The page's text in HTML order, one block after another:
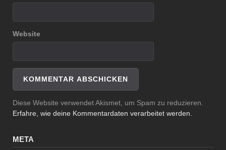
Website
Diese Website verwendet Akismet, um Spam zu reduzieren.
Erfahre, wie deine Kommentardaten verarbeitet werden.
META